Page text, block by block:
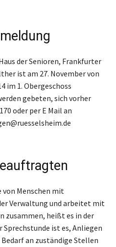
der Senioren, Frankfurter
ist am 27. November von
im 1. Obergeschoss
gebeten, sich vorher
oder per E Mail an
Menschen mit
Verwaltung und arbeitet mit
zusammen, heißt es in der
ist es, Anliegen
an zuständige Stellen